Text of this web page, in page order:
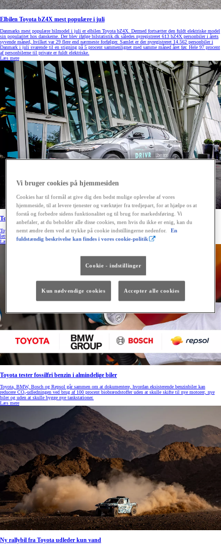
Elbilen Toyota bZ4X mest populære i juli
Danmarks mest populære bilmodel i juli er elbilen Toyota bZ4X. Dermed fortsætter den fuldt elektriske model
sin popularitet hos danskerne. Der blev ifølge bilstatistik.dk således nyregistreret 613 bZ4X personbiler i årets
syvende måned, hvilket var 29 flere end nærmeste forfølger. Samlet er der nyregistreret 14.562 personbiler i
Danmark i juli svarende til en stigning på 5 procent sammenlignet med samme måned året før. Hele 97 procent
af personbilerne til private er fuldt elektriske.
Læs mere
Toyota og Uber indgår samarbejde om elbiler
Toyota og Uber indgår nu et nyt samarbejde i Europa, herunder også i Danmark, med det formål at gøre det
lettere for chauffører og flådepartnere at få adgang til elektrificerede biler.
Læs mere
Toyota tester fossilfri benzin i almindelige biler
Toyota, BMW, Bosch og Repsol går sammen om at dokumentere, hvordan eksisterende benzinbiler kan
reducere CO₂-udledningen ved brug af 100 procent biobrændstoffer uden at skulle skifte til nye motorer, nye
biler og uden at skulle bygge nye tankstationer.
Læs mere
Ny rallybil fra Toyota udleder kun vand
Vi bruger cookies på hjemmesiden
Cookies har til formål at give dig den bedst mulige oplevelse af vores
hjemmeside, til at levere tjenester og værktøjer fra tredjepart, for at hjælpe os at
forstå og forbedre sidens funktionalitet og til brug for markedsføring. Vi
anbefaler, at du beholder alle disse cookies, men hvis du ikke er enig, kan du
nemt ændre dem ved at trykke på cookie indstillingerne nedenfor.
En
fuldstændig beskrivelse kan findes i vores cookie-politik
Cookie - indstillinger
Kun nødvendige cookies Accepter alle cookies